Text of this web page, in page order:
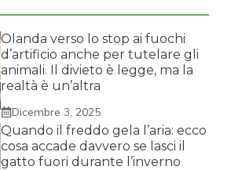
Olanda verso lo stop ai fuochi
d’artificio anche per tutelare gli
animali. Il divieto è legge, ma la
realtà è un’altra
Dicembre 3, 2025
Quando il freddo gela l’aria: ecco
cosa accade davvero se lasci il
gatto fuori durante l’inverno